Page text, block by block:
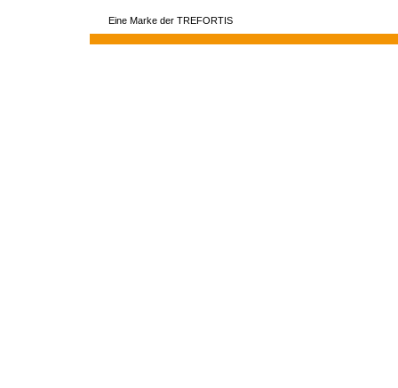
Eine Marke der TREFORTIS